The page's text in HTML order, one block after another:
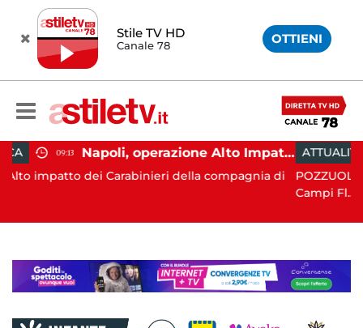
Stile TV HD
Canale 78 OTTIENI
Napoli, operazione Alto Impatto: trovate 252 dosi di droga
della compagnia di
ATTUALITÀ 11:05
POZZUOLI. La terra è tornata a